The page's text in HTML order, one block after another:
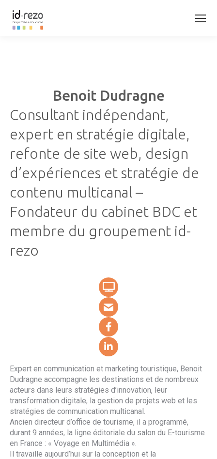
Benoit Dudragne
Consultant indépendant,
expert en stratégie digitale,
refonte de site web, design
d’expériences et stratégie de
contenu multicanal –
Fondateur du cabinet BDC et
membre du groupement id-
rezo
Expert en communication et marketing touristique, Benoit
Dudragne accompagne les destinations et de nombreux
acteurs dans leurs stratégies d’innovation, leur
transformation digitale, la gestion de projets web et les
stratégies de communication multicanal.
Ancien directeur d’office de tourisme, il a programmé,
durant 9 années, la ligne éditoriale du salon du E-tourisme
en France : « Voyage en Multimédia ».
Il travaille aujourd’hui sur la conception et la